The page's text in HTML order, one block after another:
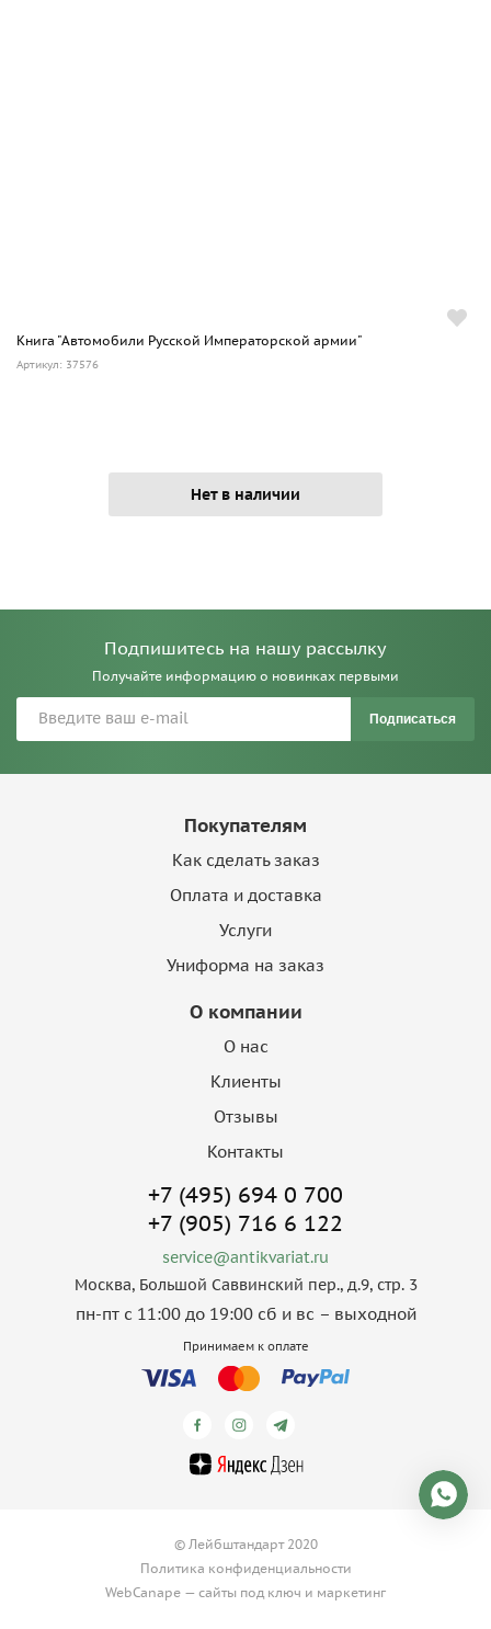
Книга "Автомобили Русской Императорской армии"
Артикул: 37576
Нет в наличии
Подпишитесь на нашу рассылку
Получайте информацию о новинках первыми
Подписаться
Покупателям
Как сделать заказ
Оплата и доставка
Услуги
Униформа на заказ
О компании
О нас
Клиенты
Отзывы
Контакты
+7 (495) 694 0 700
+7 (905) 716 6 122
service@antikvariat.ru
Москва, Большой Саввинский пер., д.9, стр. 3
пн-пт с 11:00 до 19:00 сб и вс – выходной
Принимаем к оплате
© Лейбштандарт 2020
Политика конфиденциальности
WebCanape — сайты под ключ и маркетинг